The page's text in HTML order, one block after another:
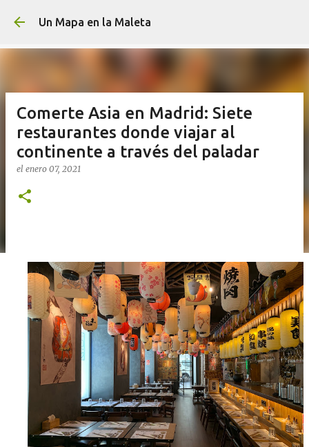
Un Mapa en la Maleta
Comerte Asia en Madrid: Siete
restaurantes donde viajar al
continente a través del paladar
el enero 07, 2021